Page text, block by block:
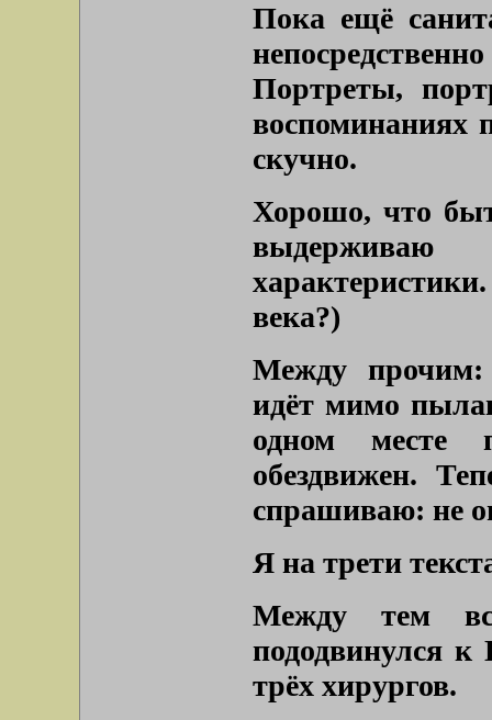
Пока ещё
Портреты,
воспоминаниях
скучно.
Хорошо, что
выдерживаю
века?)
Между прочим:
идёт мимо
одном месте
обездвижен.
спрашиваю: не
Я на трети
Между тем
пододвинулся
трёх хирургов.